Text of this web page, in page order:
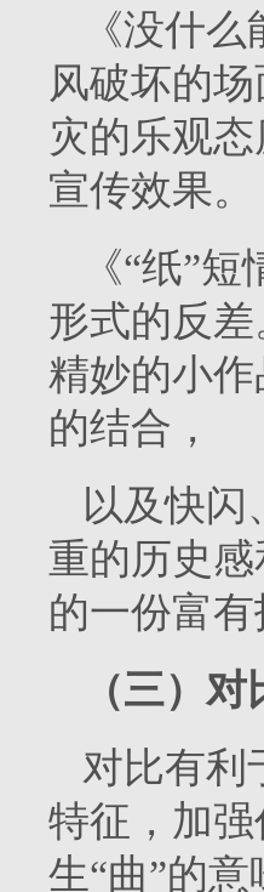
《没什
风破坏的
灾的乐观
宣传效果。
《“纸”
形式的反
精妙的小
的结合，
以及快
重的历史
的一份富
（三）
对比有利
特征，加
生“曲”的意